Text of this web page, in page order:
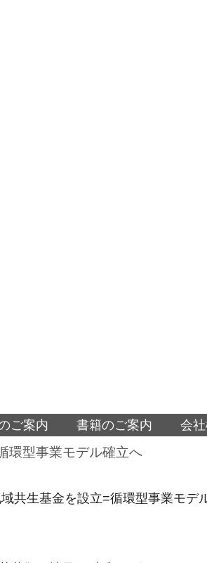
ご案内 書籍のご案内 会
環型事業モデル確立へ
共生基金を設立=循環型事業モデ